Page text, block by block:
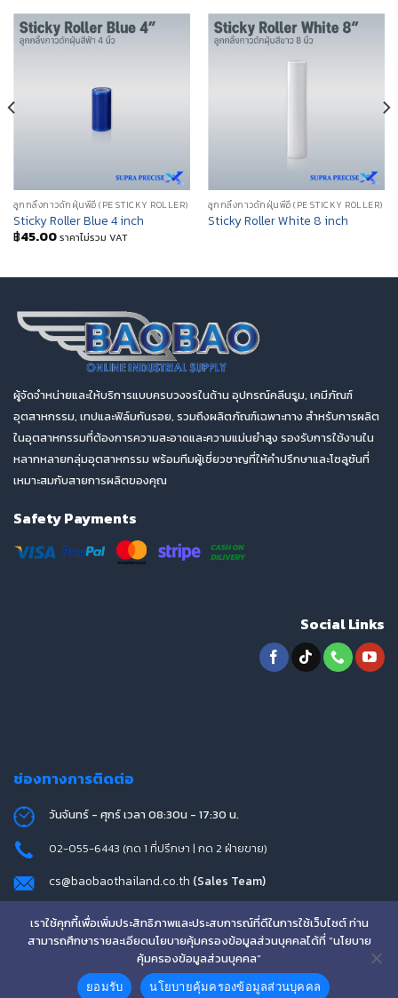
ลูกกลิ้งกาวดักฝุ่นพีอี (PE STICKY ROLLER)
Sticky Roller Blue 4 inch
฿45.00 ราคาไม่รวม VAT
ลูกกลิ้งกาวดักฝุ่นพีอี (PE STICKY ROLLER)
Sticky Roller White 8 inch
ผู้จัดจำหน่ายและให้บริการแบบครบวงจรในด้าน อุปกรณ์คลีนรูม, เคมีภัณฑ์
อุตสาหกรรม, เทปและฟิล์มกันรอย, รวมถึงผลิตภัณฑ์เฉพาะทาง สำหรับการผลิต
ในอุตสาหกรรมที่ต้องการความสะอาดและความแม่นยำสูง รองรับการใช้งานใน
หลากหลายกลุ่มอุตสาหกรรม พร้อมทีมผู้เชี่ยวชาญที่ให้คำปรึกษาและโซลูชันที่
เหมาะสมกับสายการผลิตของคุณ
Safety Payments
Social Links
ช่องทางการติดต่อ
วันจันทร์ - ศุกร์ เวลา 08:30น - 17:30 น.
02-055-6443 (กด 1 ที่ปรึกษา | กด 2 ฝ่ายขาย)
cs@baobaothailand.co.th (Sales Team)
Line ID : @w-techthailand
Copyright 2026 © www.baobaothailand.co.th
เราใช้คุกกี้เพื่อเพิ่มประสิทธิภาพและประสบการณ์ที่ดีในการใช้เว็บไซต์ ท่าน
สามารถศึกษารายละเอียดนโยบายคุ้มครองข้อมูลส่วนบุคคลได้ที่ “นโยบาย
คุ้มครองข้อมูลส่วนบุคคล”
ยอมรับ นโยบายคุ้มครองข้อมูลส่วนบุคคล